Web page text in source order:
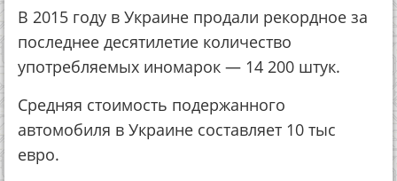
В 2015 году в Украине продали рекордное за
последнее десятилетие количество
употребляемых иномарок — 14 200 штук.
Средняя стоимость подержанного
автомобиля в Украине составляет 10 тыс
евро.